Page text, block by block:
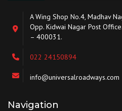
A Wing Shop No.4, Madhav
Opp. Kidwai Nagar Post
– 400031.
022 24150894
info@universalroadways.com
Navigation